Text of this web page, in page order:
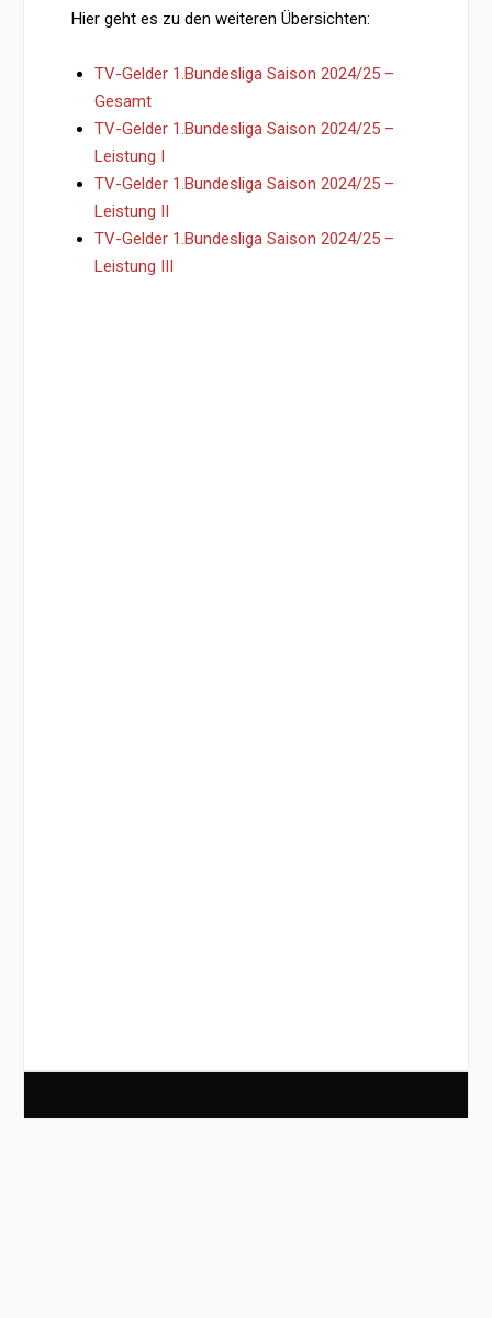
Hier geht es zu den weiteren Übersichten:
TV-Gelder 1.Bundesliga Saison 2024/25 –
Gesamt
TV-Gelder 1.Bundesliga Saison 2024/25 –
Leistung I
TV-Gelder 1.Bundesliga Saison 2024/25 –
Leistung II
TV-Gelder 1.Bundesliga Saison 2024/25 –
Leistung III